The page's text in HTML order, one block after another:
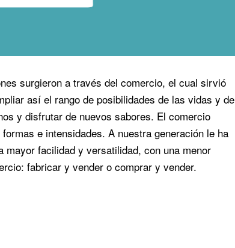
surgieron a través del comercio, el cual sirvió
así el rango de posibilidades de las vidas y de
y disfrutar de nuevos sabores. El comercio
e intensidades. A nuestra generación le ha
mayor facilidad y versatilidad, con una menor
fabricar y vender o comprar y vender.